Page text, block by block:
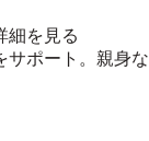
細を見る
サポート。親身な